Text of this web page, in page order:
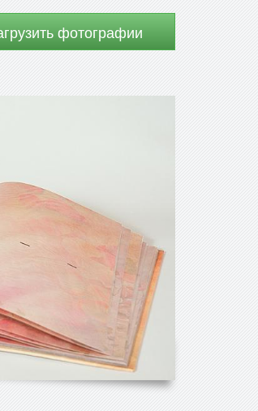
фотографии